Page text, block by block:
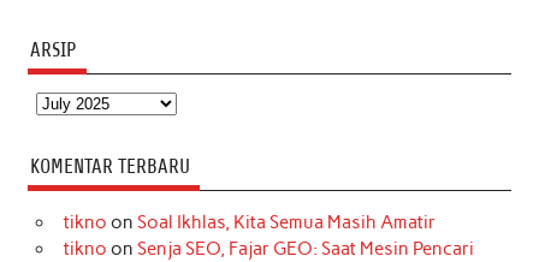
ARSIP
Arsip
KOMENTAR TERBARU
tikno on Soal Ikhlas, Kita Semua Masih Amatir
tikno on Senja SEO, Fajar GEO: Saat Mesin Pencari